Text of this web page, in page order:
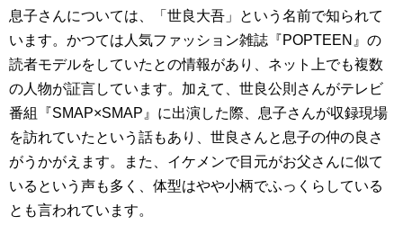
息子さんについては、「世良大吾」という名前で知られて
います。かつては人気ファッション雑誌『POPTEEN』の
読者モデルをしていたとの情報があり、ネット上でも複数
の人物が証言しています。加えて、世良公則さんがテレビ
番組『SMAP×SMAP』に出演した際、息子さんが収録現場
を訪れていたという話もあり、世良さんと息子の仲の良さ
がうかがえます。また、イケメンで目元がお父さんに似て
いるという声も多く、体型はやや小柄でふっくらしている
とも言われています。